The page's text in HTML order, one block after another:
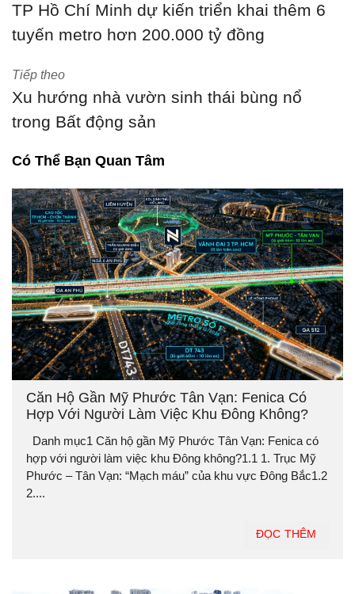
TP Hồ Chí Minh dự kiến triển khai thêm 6
tuyến metro hơn 200.000 tỷ đồng
Tiếp theo
Xu hướng nhà vườn sinh thái bùng nổ
trong Bất động sản
Có Thể Bạn Quan Tâm
Căn Hộ Gần Mỹ Phước Tân Vạn: Fenica Có
Hợp Với Người Làm Việc Khu Đông Không?
Danh mục1 Căn hộ gần Mỹ Phước Tân Vạn: Fenica có
hợp với người làm việc khu Đông không?1.1 1. Trục Mỹ
Phước – Tân Vạn: “Mạch máu” của khu vực Đông Bắc1.2
2....
ĐỌC THÊM